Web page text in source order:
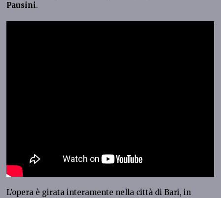
Pausini.
L’opera è girata interamente nella città di Bari, in